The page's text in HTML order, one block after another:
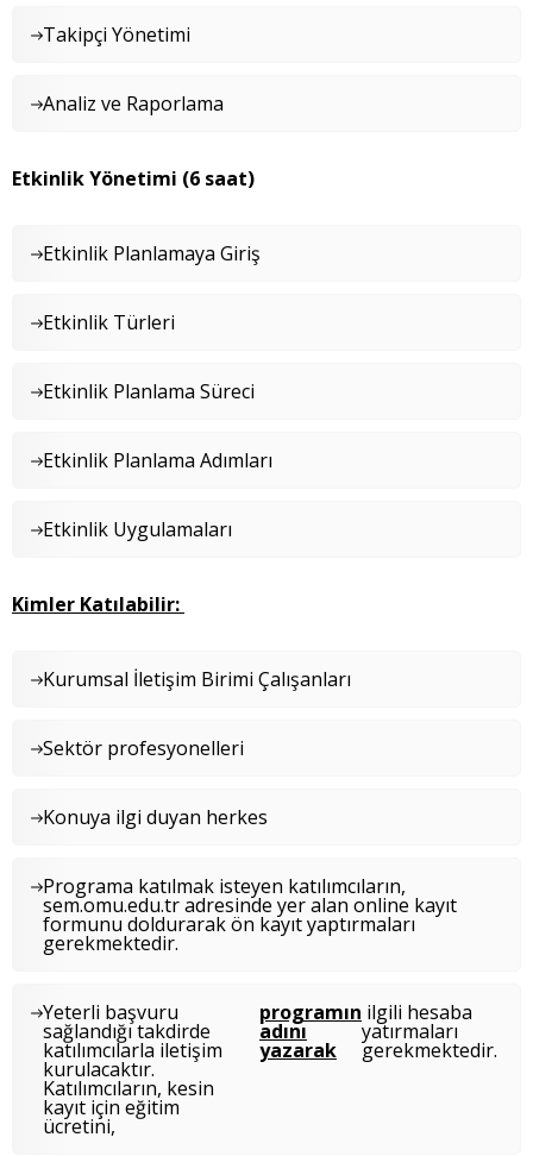
Takipçi Yönetimi
Analiz ve Raporlama
Etkinlik Yönetimi (6 saat)
Etkinlik Planlamaya Giriş
Etkinlik Türleri
Etkinlik Planlama Süreci
Etkinlik Planlama Adımları
Etkinlik Uygulamaları
Kimler Katılabilir:
Kurumsal İletişim Birimi Çalışanları
Sektör profesyonelleri
Konuya ilgi duyan herkes
Programa katılmak isteyen katılımcıların,
sem.omu.edu.tr adresinde yer alan online kayıt
formunu doldurarak ön kayıt yaptırmaları
gerekmektedir.
Yeterli başvuru
sağlandığı takdirde
katılımcılarla iletişim
kurulacaktır.
Katılımcıların, kesin
kayıt için eğitim
ücretini,
programın
adını
yazarak
ilgili hesaba
yatırmaları
gerekmektedir.